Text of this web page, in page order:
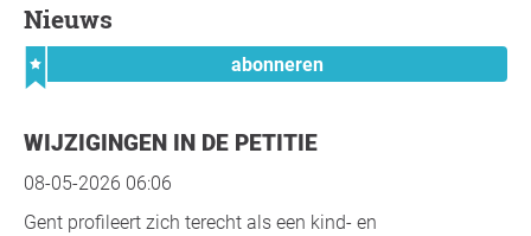
Nieuws
abonneren
WIJZIGINGEN IN DE PETITIE
08-05-2026 06:06
Gent profileert zich terecht als een kind- en